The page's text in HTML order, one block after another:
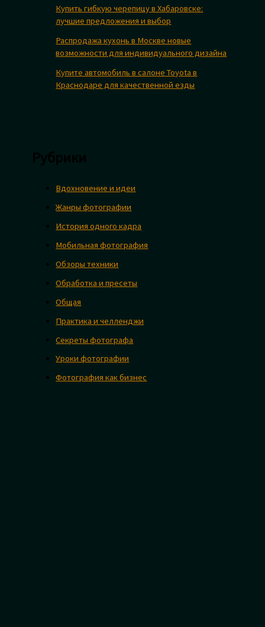
Купить гибкую черепицу в Хабаровске:
лучшие предложения и выбор
Распродажа кухонь в Москве новые
возможности для индивидуального дизайна
Купите автомобиль в салоне Toyota в
Краснодаре для качественной езды
Вдохновение и идеи
Жанры фотографии
История одного кадра
Мобильная фотография
Обзоры техники
Обработка и пресеты
Общая
Практика и челленджи
Секреты фотографа
Уроки фотографии
Фотография как бизнес